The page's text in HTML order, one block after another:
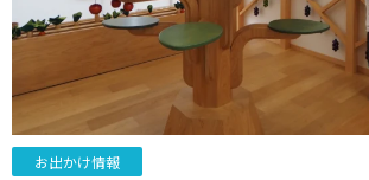
お出かけ情報